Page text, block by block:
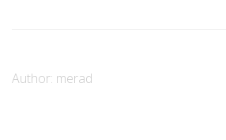
Author: merad